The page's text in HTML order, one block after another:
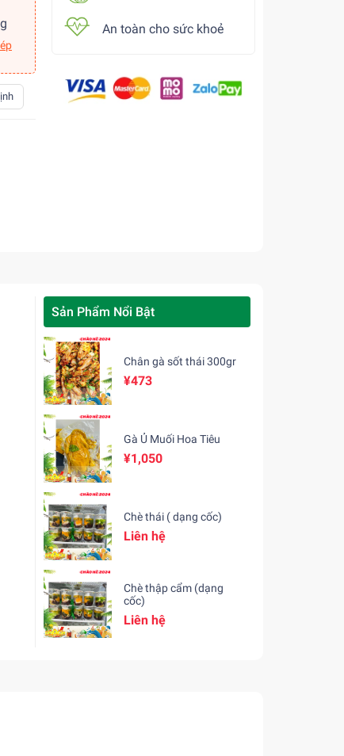
An toàn cho sức khoẻ
Sản Phẩm Nổi Bật
Chân gà sốt thái 300gr
¥473
Gà Ủ Muối Hoa Tiêu
¥1,050
Chè thái ( dạng cốc)
Liên hệ
Chè thập cẩm (dạng
cốc)
Liên hệ